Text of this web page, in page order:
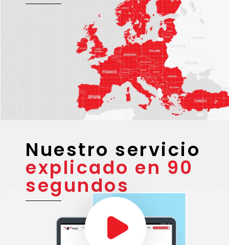
Nuestro servicio
explicado en 90
segundos